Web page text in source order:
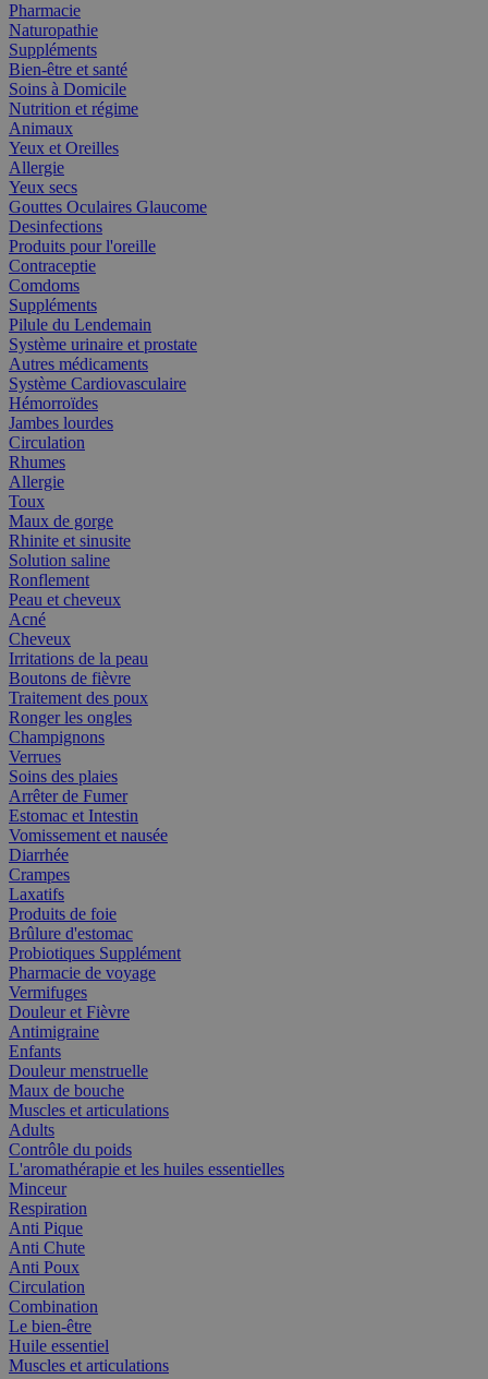
Pharmacie
Naturopathie
Suppléments
Bien-être et santé
Soins à Domicile
Nutrition et régime
Animaux
Yeux et Oreilles
Allergie
Yeux secs
Gouttes Oculaires Glaucome
Desinfections
Produits pour l'oreille
Contraceptie
Comdoms
Suppléments
Pilule du Lendemain
Système urinaire et prostate
Autres médicaments
Système Cardiovasculaire
Hémorroïdes
Jambes lourdes
Circulation
Rhumes
Allergie
Toux
Maux de gorge
Rhinite et sinusite
Solution saline
Ronflement
Peau et cheveux
Acné
Cheveux
Irritations de la peau
Boutons de fièvre
Traitement des poux
Ronger les ongles
Champignons
Verrues
Soins des plaies
Arrêter de Fumer
Estomac et Intestin
Vomissement et nausée
Diarrhée
Crampes
Laxatifs
Produits de foie
Brûlure d'estomac
Probiotiques Supplément
Pharmacie de voyage
Vermifuges
Douleur et Fièvre
Antimigraine
Enfants
Douleur menstruelle
Maux de bouche
Muscles et articulations
Adults
Contrôle du poids
L'aromathérapie et les huiles essentielles
Minceur
Respiration
Anti Pique
Anti Chute
Anti Poux
Circulation
Combination
Le bien-être
Huile essentiel
Muscles et articulations